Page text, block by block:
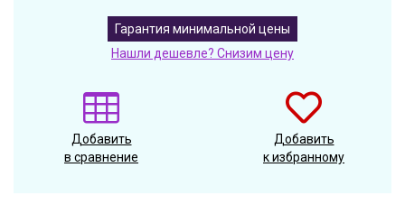
Гарантия минимальной цены
Нашли дешевле? Снизим цену
Добавить
в сравнение
Добавить
к избранному